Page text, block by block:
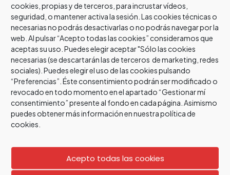
cookies, propias y de terceros, para incrustar vídeos,
seguridad, o mantener activa la sesión. Las cookies técnicas o
necesarias no podrás desactivarlas o no podrás navegar por la
web. Al pulsar “Acepto todas las cookies” consideramos que
aceptas su uso. Puedes elegir aceptar "Sólo las cookies
necesarias (se descartarán las de terceros de marketing, redes
sociales). Puedes elegir el uso de las cookies pulsando
“Preferencias”. Éste consentimiento podrán ser modificado o
revocado en todo momento en el apartado “Gestionar mí
consentimiento” presente al fondo en cada página. Asimismo
puedes obtener más información en nuestra política de
cookies.
Acepto todas las cookies
El Jueves 16 de Abril vía conferencia telemática, las
siete federaciones nacionales: Boxeo, Esgrima,
Judo, Karate, Kickboxing y Muay Thai, Luchas
Olímpicas y Taekwondo han…
Read More »
Teresa Méndez Gana el Premio UWW
Mujer y Deporte 2020